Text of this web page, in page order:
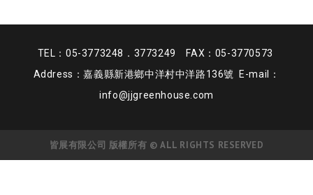
TEL：05-3773248．3773249 FAX：05-3770573
Address：嘉義縣新港鄉中洋村中洋路136號 E-mail：
info@jjgreenhouse.com
皆展有限公司 版權所有 © ALL RIGHTS RESERVED